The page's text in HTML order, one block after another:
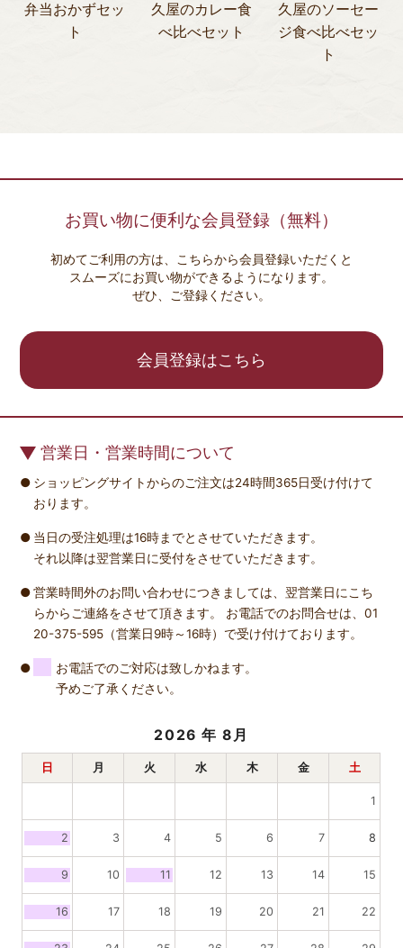
弁当おかずセッ
ト
久屋のカレー食
べ比べセット
久屋のソーセー
ジ食べ比べセッ
ト
お買い物に便利な会員登録（無料）
初めてご利用の方は、こちらから会員登録いただくと
スムーズにお買い物ができるようになります。
ぜひ、ご登録ください。
会員登録はこちら
営業日・営業時間について
ショッピングサイトからのご注文は24時間365日受け付けて
おります。
当日の受注処理は16時までとさせていただきます。
それ以降は翌営業日に受付をさせていただきます。
営業時間外のお問い合わせにつきましては、翌営業日にこち
らからご連絡をさせて頂きます。 お電話でのお問合せは、01
20-375-595（営業日9時～16時）で受け付けております。
お電話でのご対応は致しかねます。
予めご了承ください。
2026 年 8月
日 月 火 水 木 金 土
1
2 3 4 5 6 7 8
9 10 11 12 13 14 15
16 17 18 19 20 21 22